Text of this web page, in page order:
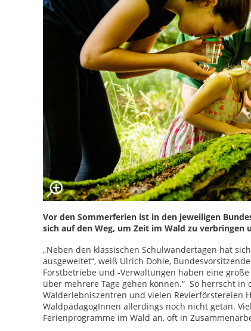
Vor den Sommerferien ist in den jeweiligen
sich auf den Weg, um Zeit im Wald zu verbringen
„Neben den klassischen Schulwandertagen hat
ausgeweitet“, weiß Ulrich Dohle,
Forstbetriebe und -Verwaltungen haben eine
über mehrere Tage gehen können.“ So herrscht
Walderlebniszentren und vielen Revierförstereien
WaldpädagogInnen allerdings noch nicht getan.
Ferienprogramme im Wald an, oft in